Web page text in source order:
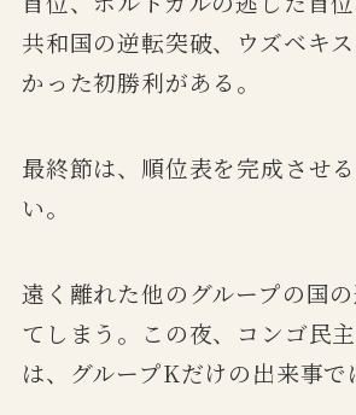
共和国の逆転突破、ウズベキ
かった初勝利がある。
最終節は、順位表を完成させ
い。
遠く離れた他のグループの国
てしまう。この夜、コンゴ民
は、グループKだけの出来事で